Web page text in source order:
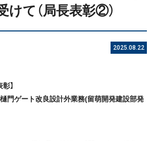
けて（局長表彰②）
2025.08.22
】
門ゲート改良設計外業務(留萌開発建設部発